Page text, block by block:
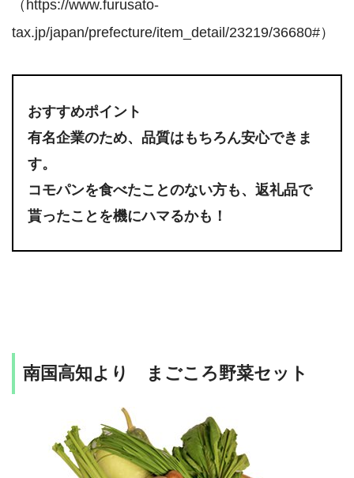
（https://www.furusato-
tax.jp/japan/prefecture/item_detail/23219/36680#）
おすすめポイント
有名企業のため、品質はもちろん安心できま
す。
コモパンを食べたことのない方も、返礼品で
貰ったことを機にハマるかも！
南国高知より まごころ野菜セット